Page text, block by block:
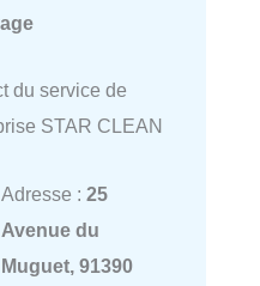
du service de
STAR CLEAN
Adresse : 25
Avenue du
Muguet, 91390